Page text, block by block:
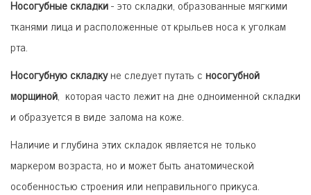
Носогубные складки- это складки, образованные мягкими
тканями лица и расположенные от крыльев носа к уголкам
рта.
Носогубную складкуне следует путать с носогубной
морщиной, которая часто лежит на дне одноименной складки
и образуется в виде залома на коже.
Наличие и глубина этих складок является не только
маркером возраста, но и может быть анатомической
особенностью строения или неправильного прикуса.